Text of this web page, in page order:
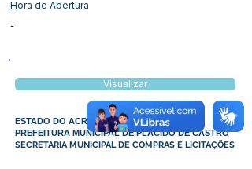
Hora de Abertura
-
Visualizar
ESTADO DO ACRE
PREFEITURA MUNICIPAL DE PLÁCIDO DE CASTRO
SECRETARIA MUNICIPAL DE COMPRAS E LICITAÇÕES